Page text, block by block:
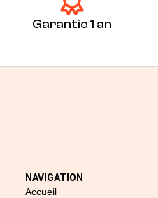
Garantie 1 an
NAVIGATION
Accueil